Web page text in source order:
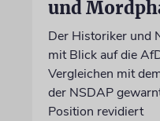
und
Der Historiker und
mit Blick auf die
Vergleichen mit
der NSDAP
Position revidiert